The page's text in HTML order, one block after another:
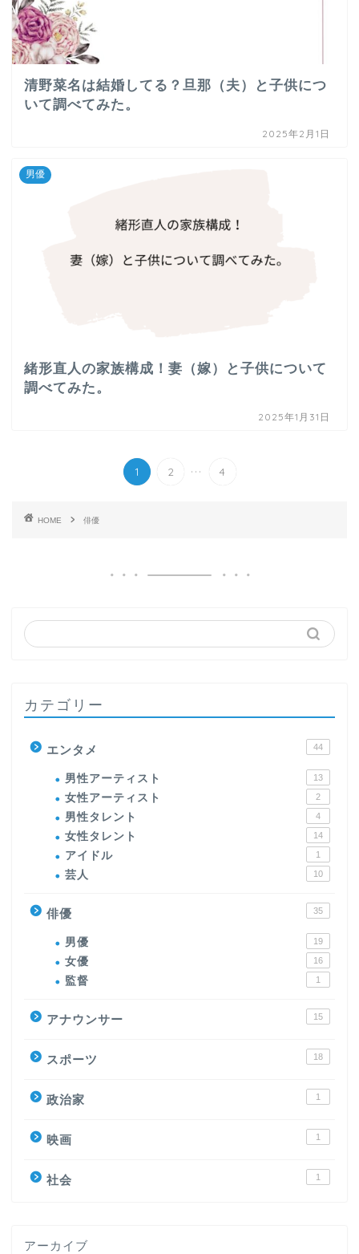
清野菜名は結婚してる？旦那（夫）と子供につ
いて調べてみた。
2025年2月1日
男優
緒形直人の家族構成！妻（嫁）と子供について
調べてみた。
2025年1月31日
1 2 ... 4
HOME 俳優
カテゴリー
エンタメ 44
男性アーティスト 13
女性アーティスト 2
男性タレント 4
女性タレント 14
アイドル 1
芸人 10
俳優 35
男優 19
女優 16
監督 1
アナウンサー 15
スポーツ 18
政治家 1
映画 1
社会 1
アーカイブ